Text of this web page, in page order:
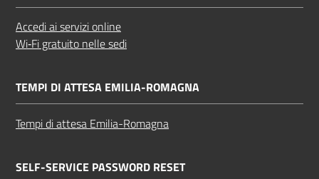
Accedi ai servizi online
Wi‑Fi gratuito nelle sedi
TEMPI DI ATTESA EMILIA-ROMAGNA
Tempi di attesa Emilia-Romagna
SELF-SERVICE PASSWORD RESET